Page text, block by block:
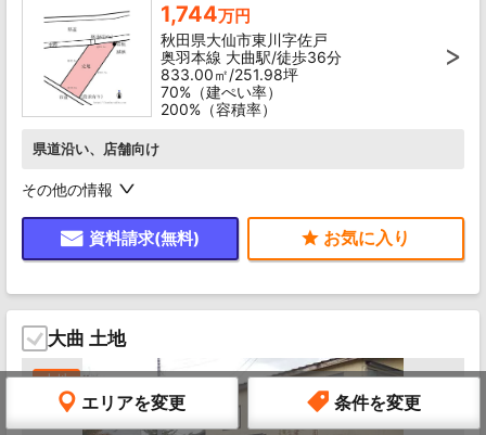
1,744万円
秋田県大仙市東川字佐戸
奥羽本線 大曲駅/徒歩36分
833.00㎡/251.98坪
70%（建ぺい率）
200%（容積率）
県道沿い、店舗向け
その他の情報
資料請求(無料)
大曲 土地
土地
エリアを変更 条件を変更